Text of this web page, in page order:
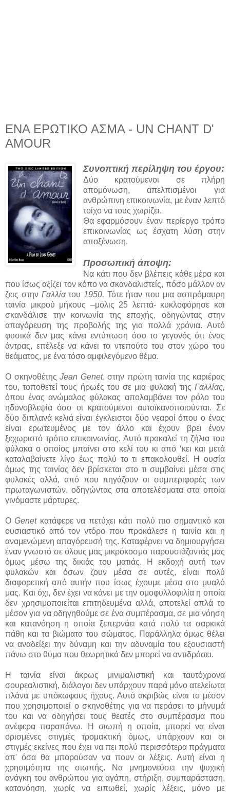
ΕΝΑ ΕΡΩΤΙΚΟ ΑΣΜΑ - UN CHANT D'
AMOUR
Συνοπτική περίληψη του έργου:
Δύο κρατούμενοι σε πλήρη
απομόνωση, απελπισμένοι για
ανθρώπινη επικοινωνία, με έναν λεπτό
τοίχο να τους χωρίζει.
Θα εφαρμόσουν έναν περίεργο τρόπο
επικοινωνίας ως έσχατη λύση στην
αποξένωση.
Προσωπική άποψη:
Να κάτι που δεν βλέπεις κάθε μέρα και
που ίσως αξίζει τον κόπο να σκανδαλιστείς, πόσο μάλλον αν
ζεις στην Γαλλίατου 1950. Τότε ήταν που μια ασπρόμαυρη
ταινία μικρού μήκους –μόλις 25 λεπτά- κυκλοφόρησε και
σκανδάλισε την κοινωνία της εποχής, οδηγώντας στην
απαγόρευση της προβολής της για πολλά χρόνια. Αυτό
φυσικά δεν μας κάνει εντύπωση όσο το γεγονός ότι ένας
άντρας, επέλεξε να κάνει το ντεπούτο του στον χώρο του
θεάματος, με ένα τόσο αμφιλεγόμενο θέμα.
Ο σκηνοθέτης Jean Genet, στην πρώτη ταινία της καριέρας
του, τοποθετεί τους ήρωές του σε μια φυλακή της Γαλλίας,
όπου ένας ανώμαλος φύλακας απολαμβάνει τον ρόλο του
ηδονοβλεψία όσο οι κρατούμενοι αυτοϊκανοποιούνται. Σε
δύο διπλανά κελιά είναι έγκλειστοι δύο νεαροί όπου ο ένας
είναι ερωτευμένος με τον άλλο και έχουν βρει έναν
ξεχωριστό τρόπο επικοινωνίας. Αυτό προκαλεί τη ζήλια του
φύλακα ο οποίος μπαίνει στο κελί του κι από ‘κει και μετά
καταλαβαίνετε λίγο έως πολύ το τι επακολουθεί. Η ουσία
όμως της ταινίας δεν βρίσκεται στο τι συμβαίνει μέσα στις
φυλακές αλλά, από που πηγάζουν οι συμπεριφορές των
πρωταγωνιστών, οδηγώντας στα αποτελέσματα στα οποία
γινόμαστε μάρτυρες.
Ο Genetκατάφερε να πετύχει κάτι πολύ πιο σημαντικό και
ουσιαστικό από τον ντόρο που προκάλεσε η ταινία και η
αναμενώμενη απαγόρευσή της. Καταφέρνει να δημιουργήσει
έναν γνωστό σε όλους μας μικρόκοσμο παρουσιάζοντάς μας
όμως μέσω της δικιάς του ματιάς. Η εκδοχή αυτή των
φυλακών και όσων ζουν μέσα σε αυτές, είναι πολύ
διαφορετική από αυτήν που ίσως έχουμε μέσα στο μυαλό
μας. Και όχι, δεν έχει να κάνει με την ομοφυλλοφιλία η οποία
δεν χρησιμοποιείται επιτηδευμένα αλλά, αποτελεί απλά το
μέσον για να οδηγηθούμε σε ένα συμπέρασμα, σε μια νόηση
και κατανόηση η οποία ξεπερνάει κατά πολύ τα σαρκικά
πάθη και τα βιώματα του σώματος. Παράλληλα όμως θέλει
να αναδείξει την δύναμη και την αδυναμία του εξουσιαστή
πάνω στο θύμα που θεωρητικά δεν μπορεί να αντιδράσει.
Η ταινία είναι άκρως μινιμαλιστική και ταυτόχρονα
σουρεαλιστική, διάλογοι δεν υπάρχουν παρά μόνο ατελείωτα
πλάνα με υπόκωφους ήχους. Αυτό ακριβώς είναι το μέσον
που χρησιμοποιεί ο σκηνοθέτης για να περάσει το μήνυμά
του και να οδηγήσει τους θεατές στο συμπέρασμα που
ανέφερα παραπάνω. Η σιωπή η οποία, μπορεί να είναι
ορισμένες στιγμές τρομακτική όμως, υπάρχουν και οι
στιγμές εκείνες που έχει να πει πολύ περισσότερα πράγματα
απ' όσα θα μπορούσαν να πουν οι λέξεις. Αυτή είναι η
χρησιμότητα της σιωπής. Να μνημονεύσει την ψυχική
ανάγκη του ανθρώπου για αγάπη, στήριξη, συμπαράσταση,
κατανόηση, χωρίς να ειπωθεί, χωρίς λέξεις, μόνο με